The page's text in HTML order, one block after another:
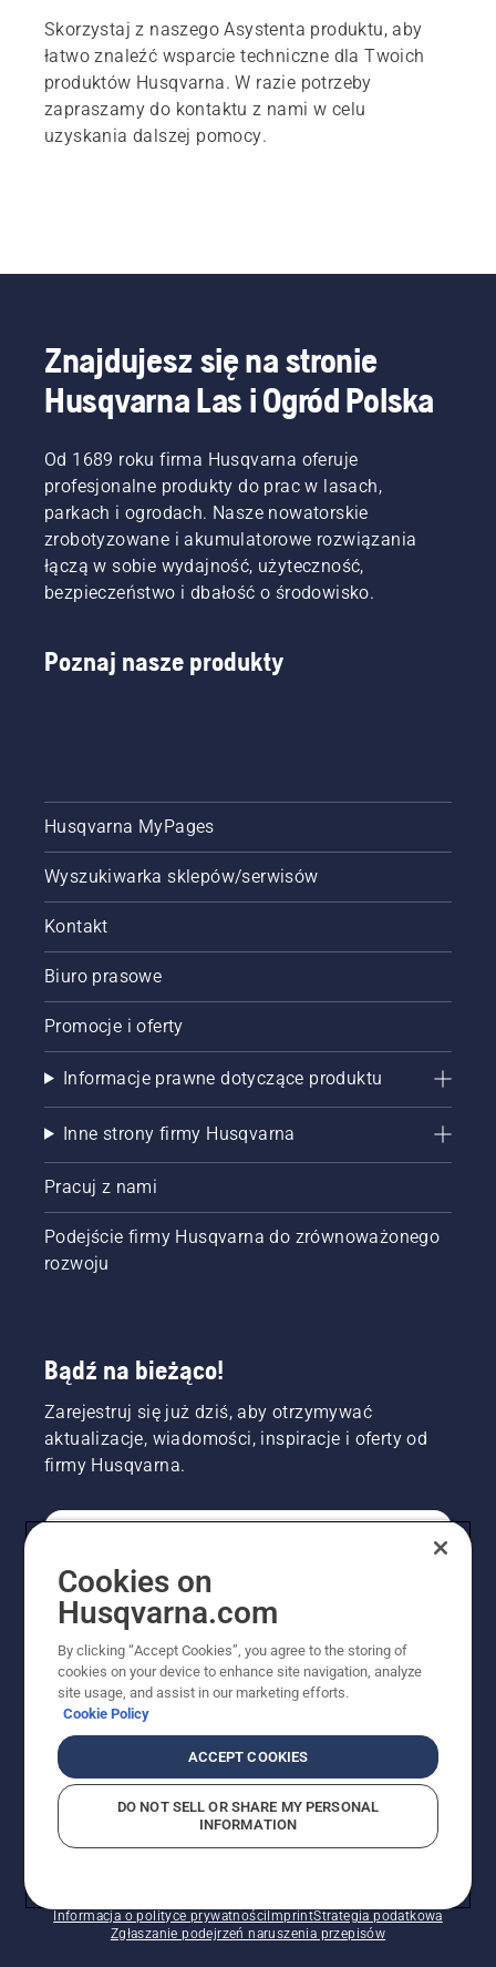
Skorzystaj z naszego Asystenta produktu, aby
łatwo znaleźć wsparcie techniczne dla Twoich
produktów Husqvarna. W razie potrzeby
zapraszamy do kontaktu z nami w celu
uzyskania dalszej pomocy.
Znajdujesz się na stronie
Husqvarna Las i Ogród Polska
Od 1689 roku firma Husqvarna oferuje
profesjonalne produkty do prac w lasach,
parkach i ogrodach. Nasze nowatorskie
zrobotyzowane i akumulatorowe rozwiązania
łączą w sobie wydajność, użyteczność,
bezpieczeństwo i dbałość o środowisko.
Poznaj nasze produkty
Husqvarna MyPages
Wyszukiwarka sklepów/serwisów
Kontakt
Biuro prasowe
Promocje i oferty
Informacje prawne dotyczące produktu
Inne strony firmy Husqvarna
Pracuj z nami
Podejście firmy Husqvarna do zrównoważonego
rozwoju
Bądź na bieżąco!
Zarejestruj się już dziś, aby otrzymywać
aktualizacje, wiadomości, inspiracje i oferty od
firmy Husqvarna.
PROFESJONALISTA
Informacja o polityce prywatnościImprintStrategia podatkowa
Zgłaszanie podejrzeń naruszenia przepisów
Cookies on
Husqvarna.com
By clicking “Accept Cookies”, you agree to the storing of
cookies on your device to enhance site navigation, analyze
site usage, and assist in our marketing efforts.
Cookie Policy
ACCEPT COOKIES
DO NOT SELL OR SHARE MY PERSONAL
INFORMATION